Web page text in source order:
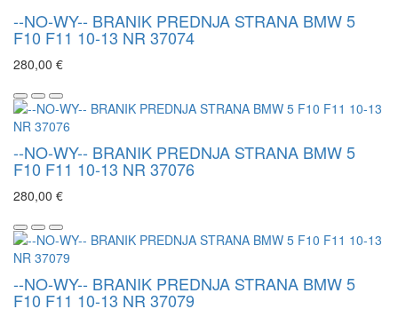
--NO-WY-- BRANIK PREDNJA STRANA BMW 5
F10 F11 10-13 NR 37074
280,00 €
--NO-WY-- BRANIK PREDNJA STRANA BMW 5
F10 F11 10-13 NR 37076
280,00 €
--NO-WY-- BRANIK PREDNJA STRANA BMW 5
F10 F11 10-13 NR 37079